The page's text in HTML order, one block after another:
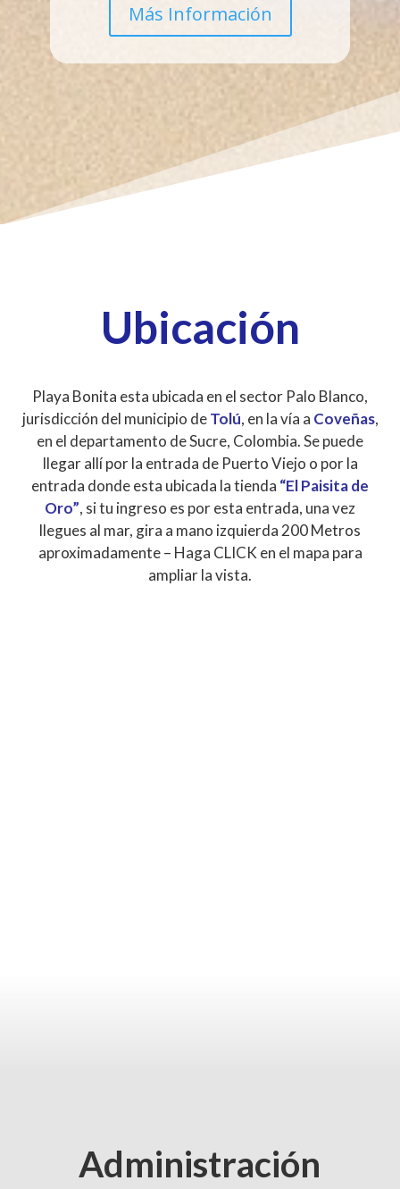
Más Información
Ubicación
Playa Bonita esta ubicada en el sector Palo Blanco,
jurisdicción del municipio deTolú, en la vía a Coveñas,
en el departamento de Sucre, Colombia. Se puede
llegar allí por la entrada de Puerto Viejo o por la
entrada donde esta ubicada la tienda “El Paisita de
Oro”, si tu ingreso es por esta entrada, una vez
llegues al mar, gira a mano izquierda 200 Metros
aproximadamente – Haga CLICK en el mapa para
ampliar la vista.
Administración